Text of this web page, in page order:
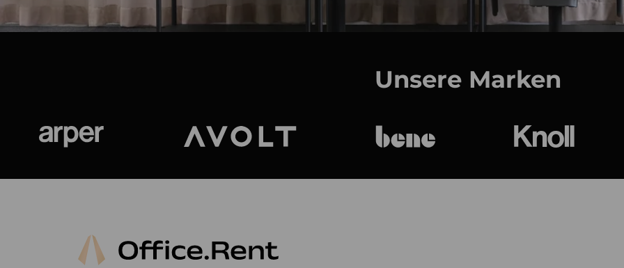
Unsere Marken